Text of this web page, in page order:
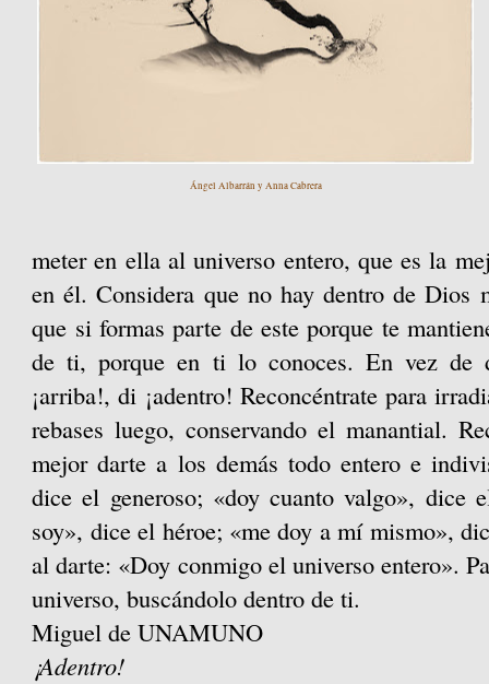
Ángel Albarrán y Anna Cabrera
meter en ella al universo entero, que es la
en él. Considera que no hay dentro de Dios
que si formas parte de este porque te
de ti, porque en ti lo conoces. En vez de
¡arriba!, di ¡adentro! Reconcéntrate para
rebases luego, conservando el manantial.
mejor darte a los demás todo entero e
dice el generoso; «doy cuanto valgo», dice
soy», dice el héroe; «me doy a mí mismo»,
al darte: «Doy conmigo el universo entero».
universo, buscándolo dentro de ti.
Miguel de UNAMUNO
¡Adentro!